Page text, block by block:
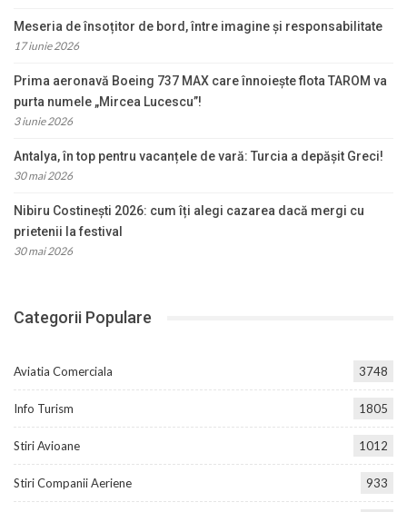
Meseria de însoțitor de bord, între imagine și responsabilitate
17 iunie 2026
Prima aeronavă Boeing 737 MAX care înnoiește flota TAROM va
purta numele „Mircea Lucescu”!
3 iunie 2026
Antalya, în top pentru vacanțele de vară: Turcia a depășit Greci!
30 mai 2026
Nibiru Costinești 2026: cum îți alegi cazarea dacă mergi cu
prietenii la festival
30 mai 2026
Categorii Populare
Aviatia Comerciala 3748
Info Turism 1805
Stiri Avioane 1012
Stiri Companii Aeriene 933